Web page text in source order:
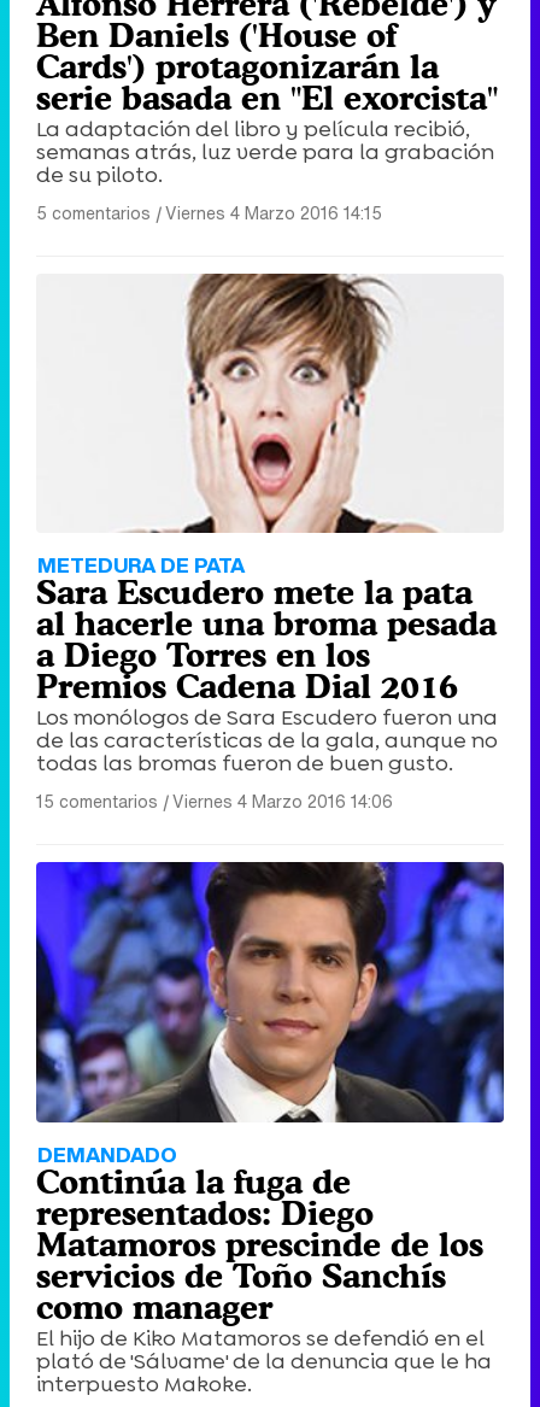
Ben Daniels ('House of
Cards') protagonizarán la
serie basada en "El exorcista"
La adaptación del libro y película recibió,
semanas atrás, luz verde para la grabación
de su piloto.
5 comentarios |Viernes 4 Marzo 2016 14:15
METEDURA DE PATA
Sara Escudero mete la pata
al hacerle una broma pesada
a Diego Torres en los
Premios Cadena Dial 2016
Los monólogos de Sara Escudero fueron una
de las características de la gala, aunque no
todas las bromas fueron de buen gusto.
15 comentarios |Viernes 4 Marzo 2016 14:06
DEMANDADO
Continúa la fuga de
representados: Diego
Matamoros prescinde de los
servicios de Toño Sanchís
como manager
El hijo de Kiko Matamoros se defendió en el
plató de 'Sálvame' de la denuncia que le ha
interpuesto Makoke.